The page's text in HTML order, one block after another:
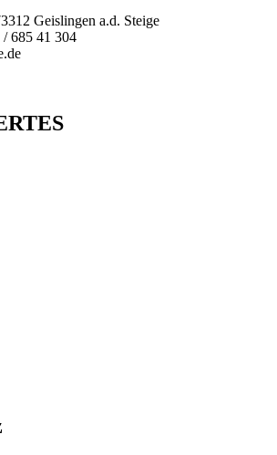
Geislingen a.d. Steige
685 41 304